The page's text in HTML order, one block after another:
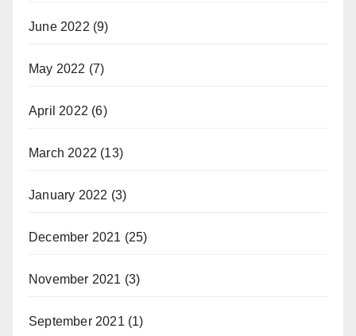
June 2022 (9)
May 2022 (7)
April 2022 (6)
March 2022 (13)
January 2022 (3)
December 2021 (25)
November 2021 (3)
September 2021 (1)